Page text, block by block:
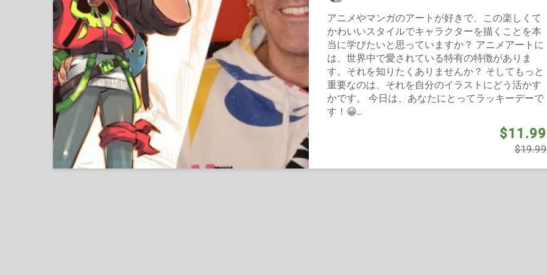
アニメやマンガのアートが好きで、この楽しくて
かわいいスタイルでキャラクターを描くことを本
当に学びたいと思っていますか？ アニメアートに
は、世界中で愛されている特有の特徴がありま
す。それを知りたくありませんか？ そしてもっと
重要なのは、それを自分のイラストにどう活かす
かです。 今日は、あなたにとってラッキーデーで
す！😀...
$11.99
$19.99